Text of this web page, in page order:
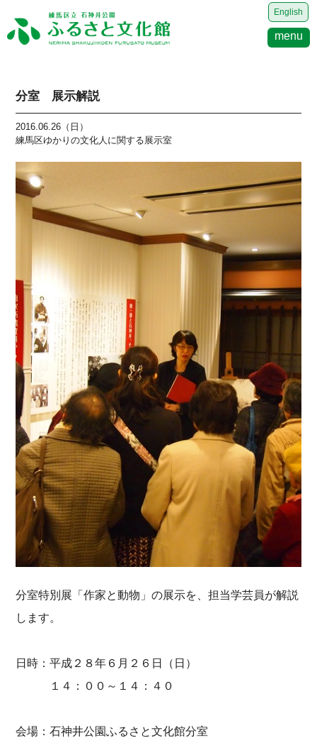
English
menu
分室 展示解説
2016.06.26（日）
練馬区ゆかりの文化人に関する展示室
分室特別展「作家と動物」の展示を、担当学芸員が解説
します。
日時：平成２８年６月２６日（日）
１４：００～１４：４０
会場：石神井公園ふるさと文化館分室